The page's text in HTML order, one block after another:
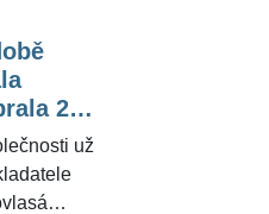
prádlo.
svém těle
před20
už